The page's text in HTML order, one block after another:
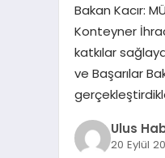
Bakan Kacır:
Konteyner
katkılar
ve Başarılar
Ulus
20 Eylül